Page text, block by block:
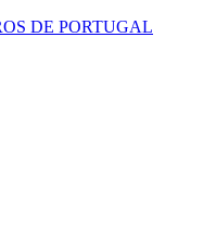
DE PORTUGAL